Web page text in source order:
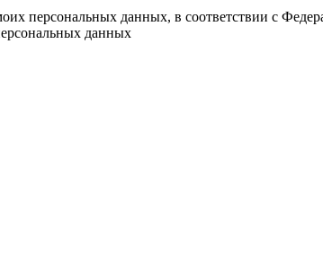
персональных данных, в соответствии с
данных